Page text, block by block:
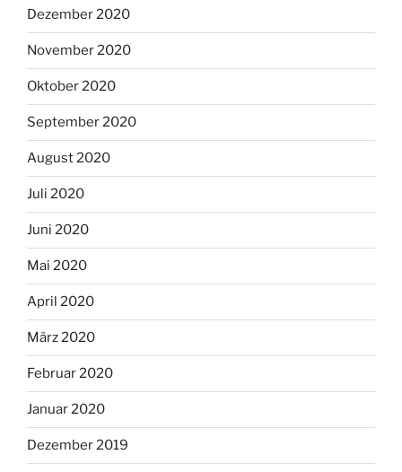
Dezember 2020
November 2020
Oktober 2020
September 2020
August 2020
Juli 2020
Juni 2020
Mai 2020
April 2020
März 2020
Februar 2020
Januar 2020
Dezember 2019